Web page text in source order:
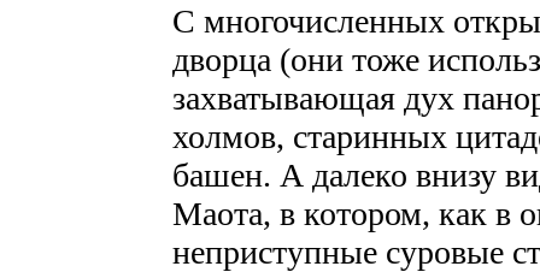
С многочисленных
дворца (они тоже
захватывающая дух
холмов, старинных
башен. А далеко внизу
Маота, в котором, как в
неприступные суровые